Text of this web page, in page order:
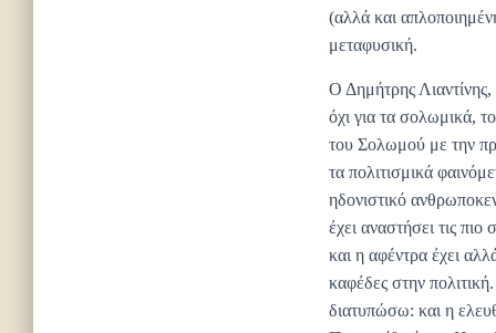
(αλλά και
μεταφυσική.
Ο Δημήτρης
όχι για τα σολωμικά,
του Σολωμού με την
τα πολιτισμικά
ηδονιστικό
έχει αναστήσει τις
και η αφέντρα έχει
καφέδες στην
διατυπώσω: και η